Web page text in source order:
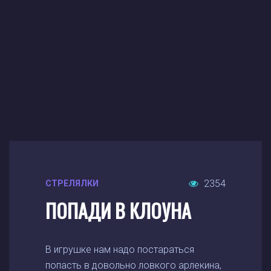
СТРЕЛЯЛКИ 2354
ПОПАДИ В КЛОУНА
В игрушке нам надо постараться
попасть в довольно ловкого арлекина,